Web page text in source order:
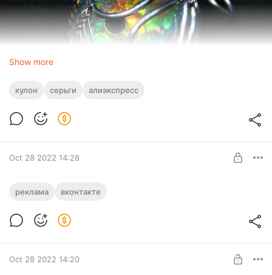
Show more
кулон серьги алиэкспресс
Oct 28 2022 14:28
Реклама рукодельной группы в ВК.
Если честно, я был в легком шоке. Лет десять не
реклама вконтакте
Oct 28 2022 14:20